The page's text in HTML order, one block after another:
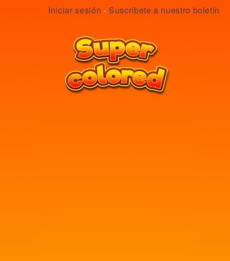
Iniciar sesión -Suscríbete a nuestro boletín